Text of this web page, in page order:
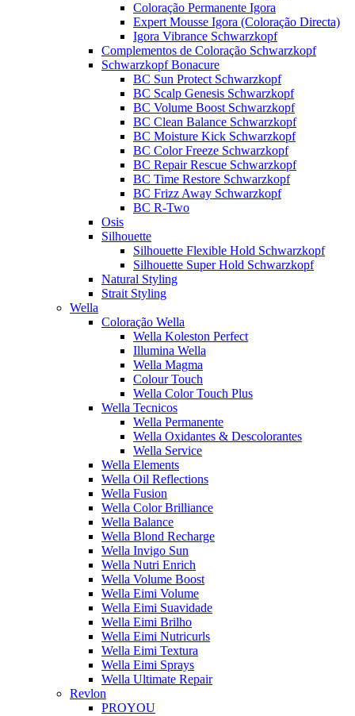
Coloração Permanente Igora
Expert Mousse Igora (Coloração Directa)
Igora Vibrance Schwarzkopf
Complementos de Coloração Schwarzkopf
Schwarzkopf Bonacure
BC Sun Protect Schwarzkopf
BC Scalp Genesis Schwarzkopf
BC Volume Boost Schwarzkopf
BC Clean Balance Schwarzkopf
BC Moisture Kick Schwarzkopf
BC Color Freeze Schwarzkopf
BC Repair Rescue Schwarzkopf
BC Time Restore Schwarzkopf
BC Frizz Away Schwarzkopf
BC R-Two
Osis
Silhouette
Silhouette Flexible Hold Schwarzkopf
Silhouette Super Hold Schwarzkopf
Natural Styling
Strait Styling
Wella
Coloração Wella
Wella Koleston Perfect
Illumina Wella
Wella Magma
Colour Touch
Wella Color Touch Plus
Wella Tecnicos
Wella Permanente
Wella Oxidantes & Descolorantes
Wella Service
Wella Elements
Wella Oil Reflections
Wella Fusion
Wella Color Brilliance
Wella Balance
Wella Blond Recharge
Wella Invigo Sun
Wella Nutri Enrich
Wella Volume Boost
Wella Eimi Volume
Wella Eimi Suavidade
Wella Eimi Brilho
Wella Eimi Nutricurls
Wella Eimi Textura
Wella Eimi Sprays
Wella Ultimate Repair
Revlon
PROYOU